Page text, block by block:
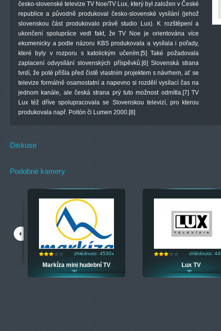
česko-slovenské televize TV Noe/TV Lux, který byl založen v České
republice a původně produkoval česko-slovenské vysílání (jehož
slovenskou část produkovalo právě studio Lux). K rozštěpení a
ukončení spolupráce vedl fakt, že TV Noe je orientována více
ekumenicky a podle názoru KBS produkovala a vysílala i pořady,
které byly v rozporu s katolickým učením.[5] Také požadovala
zaplacení odvysílání slovenských příspěvků.[6] Slovenská strana
tvrdí, že poté přišla před čistě vlastním projektem s návrhem, ať se
televize formálně osamostatní a napevno si rozdělí vysílací čas na
jednom kanále, ale česká strana prý tuto možnost odmítla.[7] TV
Lux též dříve spolupracovala se Slovenskou televizí, pro kterou
produkovala např. Poltón či Lumen 2000.[8]
Diskuse
Podobné kamery
zhlédnuto: 4530x
Markíza mini hudební TV
zhlédnuto:
Lux TV